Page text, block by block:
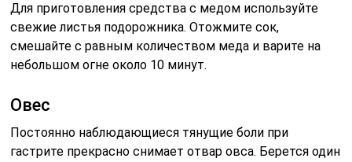
Для приготовления средства с медом используйте
свежие листья подорожника. Отожмите сок,
смешайте с равным количеством меда и варите на
небольшом огне около 10 минут.
Овес
Постоянно наблюдающиеся тянущие боли при
гастрите прекрасно снимает отвар овса. Берется один